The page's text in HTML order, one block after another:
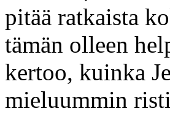
pitää ratkaista
tämän olleen
kertoo, kuinka
mieluummin